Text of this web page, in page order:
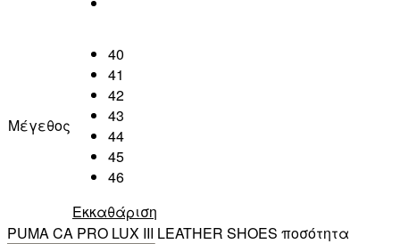
Μέγεθος
40
41
42
43
44
45
46
Εκκαθάριση
PUMA CA PRO LUX III LEATHER SHOES ποσότητα